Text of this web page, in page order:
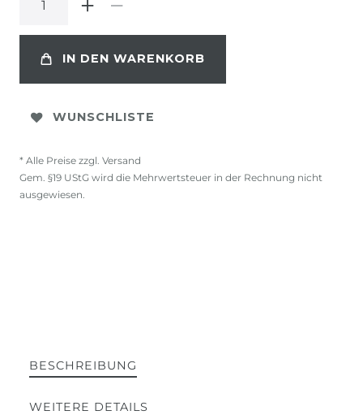
IN DEN WARENKORB
WUNSCHLISTE
* Alle Preise zzgl. Versand
Gem. §19 UStG wird die Mehrwertsteuer in der Rechnung nicht
ausgewiesen.
BESCHREIBUNG
WEITERE DETAILS